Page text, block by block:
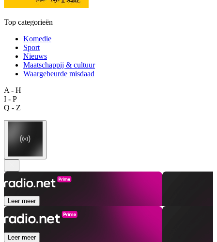
Top categorieën
Komedie
Sport
Nieuws
Maatschappij & cultuur
Waargebeurde misdaad
A - H
I - P
Q - Z
Leer meer
Leer meer